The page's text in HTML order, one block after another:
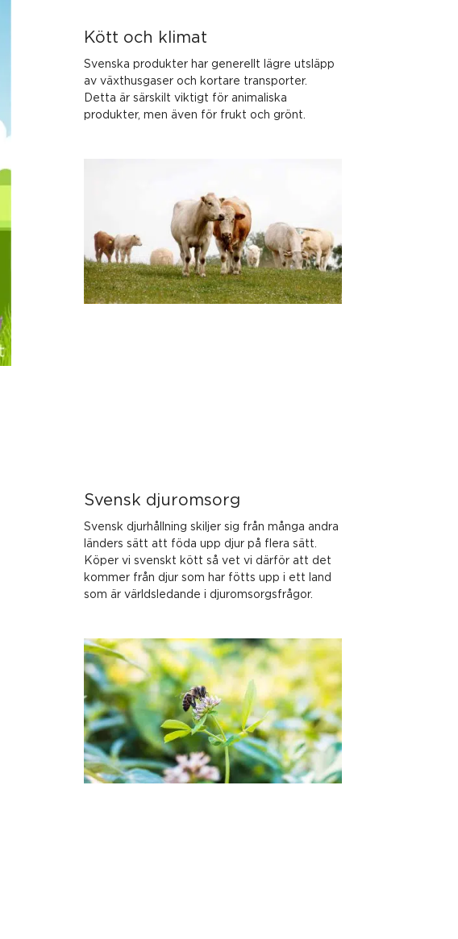
Kött och klimat
Svenska produkter har generellt lägre utsläpp
av växthusgaser och kortare transporter.
Detta är särskilt viktigt för animaliska
produkter, men även för frukt och grönt.
Svensk djuromsorg
Svensk djurhållning skiljer sig från många andra
länders sätt att föda upp djur på flera sätt.
Köper vi svenskt kött så vet vi därför att det
kommer från djur som har fötts upp i ett land
som är världsledande i djuromsorgsfrågor.